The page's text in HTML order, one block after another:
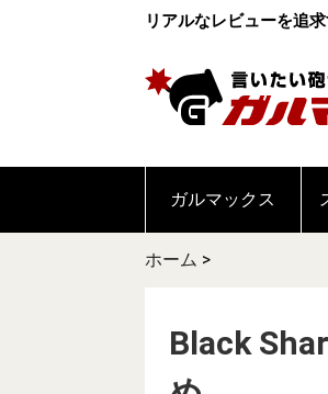
リアルなレビューを追
ガルマックス
ホーム >
Black